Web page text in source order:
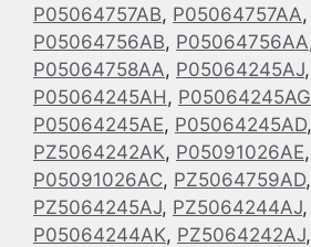
REN
Menge
P05064757AB, P05064757AA,
P05064756AB, P05064756AA
P05064758AA, P05064245AJ,
P05064245AH , P05064245AG
P05064245AE, P05064245AD,
PZ5064242AK, P05091026AE,
P05091026AC, PZ5064759AD,
PZ5064245AJ, PZ5064244AJ,
P05064244AK, PZ5064242AJ,